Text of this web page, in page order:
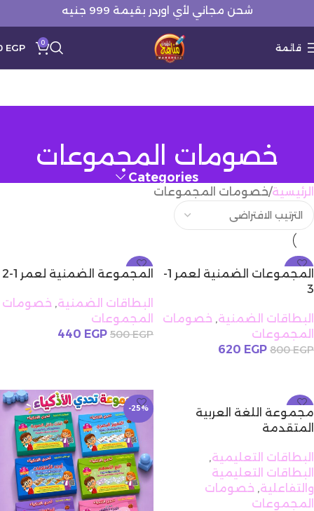
شحن مجاني لأي اوردر بقيمة 999 جنيه
قائمة 0
EGP
خصومات المجموعات
Categories
الرئيسية خصومات المجموعات
-23%
المجموعات الضمنية لعمر 1-
3
البطاقات الضمنية, خصومات
المجموعات
800EGP
620 EGP
-12%
المجموعة الضمنية لعمر 1-2
البطاقات الضمنية, خصومات
المجموعات
500EGP
440 EGP
-11%
مجموعة اللغة العربية
المتقدمة
البطاقات التعليمية,
البطاقات التعليمية
والتفاعلية, خصومات
المجموعات
-25%